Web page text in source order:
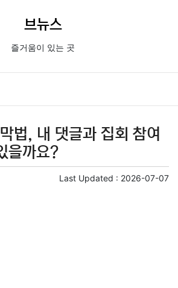
브뉴스
즐거움이 있는 곳
법, 내 댓글과 집회 참여
을까요?
Last Updated : 2026-07-07